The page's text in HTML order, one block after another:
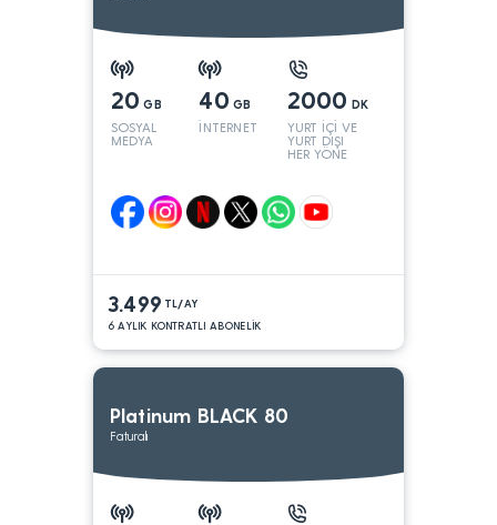
20 GB
SOSYAL
MEDYA
40 GB
İNTERNET
2000 DK
YURT İÇİ VE
YURT DIŞI
HER YÖNE
3.499 TL/AY
6 AYLIK KONTRATLI ABONELİK
Platinum BLACK 80
Faturalı